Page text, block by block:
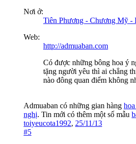
Nơi ở:
Tiên Phương - Chương Mỹ -
Web:
http://admuaban.com
Có được những bông hoa ý
tặng người yêu thì ai chẳng
nào đông quan điểm không
Admuaban có những gian hàng
nghị. Tin mới có thêm một số mẫu
toiyeucota1992, 25/11/13
#5